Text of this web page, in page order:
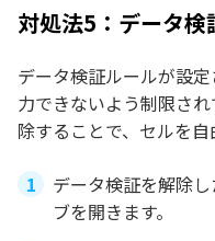
対処法5：データ
データ検証ルールが設
力できないよう制限さ
除することで、セルを自
データ検証を解除
ブを開きます。